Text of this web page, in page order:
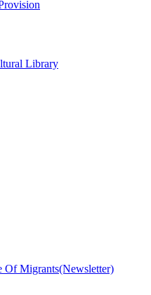
Library
Of Migrants(Newsletter)